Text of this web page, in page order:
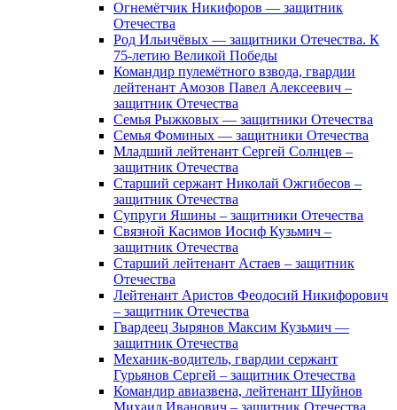
Огнемётчик Никифоров — защитник
Отечества
Род Ильичёвых — защитники Отечества. К
75-летию Великой Победы
Командир пулемётного взвода, гвардии
лейтенант Амозов Павел Алексеевич –
защитник Отечества
Семья Рыжковых — защитники Отечества
Семья Фоминых — защитники Отечества
Младший лейтенант Сергей Солнцев –
защитник Отечества
Старший сержант Николай Ожгибесов –
защитник Отечества
Супруги Яшины – защитники Отечества
Связной Касимов Иосиф Кузьмич –
защитник Отечества
Старший лейтенант Астаев – защитник
Отечества
Лейтенант Аристов Феодосий Никифорович
– защитник Отечества
Гвардеец Зырянов Максим Кузьмич —
защитник Отечества
Механик-водитель, гвардии сержант
Гурьянов Сергей – защитник Отечества
Командир авиазвена, лейтенант Шуйнов
Михаил Иванович – защитник Отечества